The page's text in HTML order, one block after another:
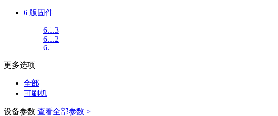
6 版固件
6.1.3
6.1.2
6.1
更多选项
全部
可刷机
设备参数 查看全部参数 >